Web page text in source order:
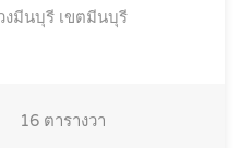
มีนบุรี เขตมีนบุรี
16 ตารางวา